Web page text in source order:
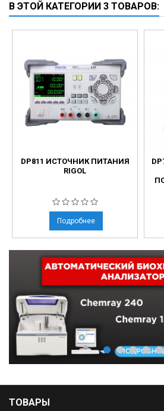
В ЭТОЙ КАТЕГОРИИ 3 ТОВАРОВ:
DP811 ИСТОЧНИК ПИТАНИЯ
RIGOL
Подробнее
ТОВАРЫ